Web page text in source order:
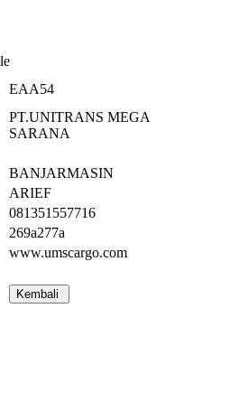
EAA54
PT.UNITRANS MEGA
SARANA
BANJARMASIN
ARIEF
081351557716
269a277a
www.umscargo.com